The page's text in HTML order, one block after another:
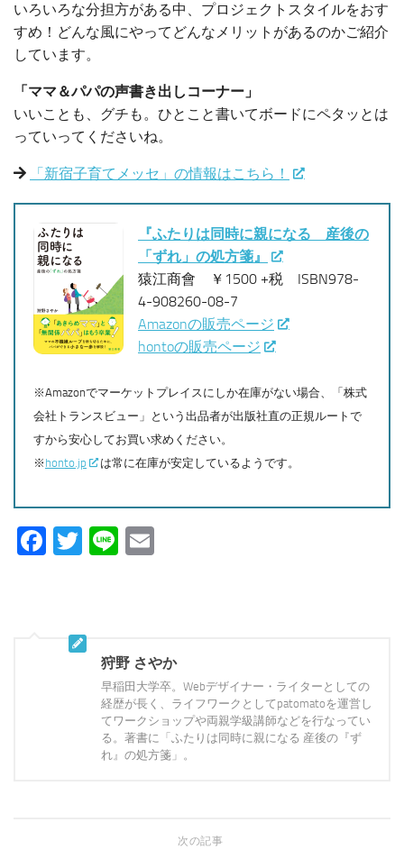
いろいろな分担方がある中、プロジェクトスタイルをおす
すめ！どんな風にやってどんなメリットがあるのかご紹介
しています。
「ママ＆パパの声書き出しコーナー」
いいことも、グチも。ひとこと書いてボードにペタッとは
っていってくださいね。
「新宿子育てメッセ」の情報はこちら！
『ふたりは同時に親になる 産後の
「ずれ」の処方箋』
猿江商會 ￥1500 +税 ISBN978-
4-908260-08-7
Amazonの販売ページ
hontoの販売ページ
※Amazonでマーケットプレイスにしか在庫がない場合、「株式
会社トランスビュー」という出品者が出版社直の正規ルートで
すから安心してお買い求めください。
※ honto.jp は常に在庫が安定しているようです。
Facebook
Twitter
Line
狩野 さやか
早稲田大学卒。Webデザイナー・ライターとしての
経歴が長く、ライフワークとしてpatomatoを運営し
てワークショップや両親学級講師などを行なってい
る。著書に「ふたりは同時に親になる 産後の『ず
れ』の処方箋」。
次の記事